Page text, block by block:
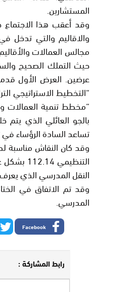
المستشارين.
وقد أعقب هذا الاجتماع
والاقاليم والتي تدخل
مجالس العمالات
حيث التملك الصحيح
عرضين. العرض الأول
“التخطيط الاستراتيجي
“مخطط تنمية العمالات
بالجو العائلي الذي يتم
تساعد السادة الرؤساء
وقد كان النقاش مناسبة
النقل المدرسي الذي
وقد تم الاتفاق في
المدرسي.
Facebook
رابط المشاركة :